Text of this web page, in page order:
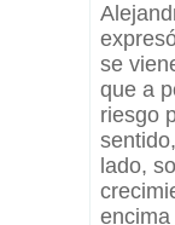
se
que a
riesgo
lado,